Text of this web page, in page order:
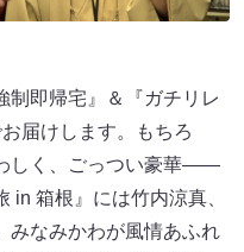
制即帰宅』＆『ガチリレ
届けします。もちろ
しく、ごっつい豪華――
in 箱根』には竹内涼真、
みなみかわが風情あふれ